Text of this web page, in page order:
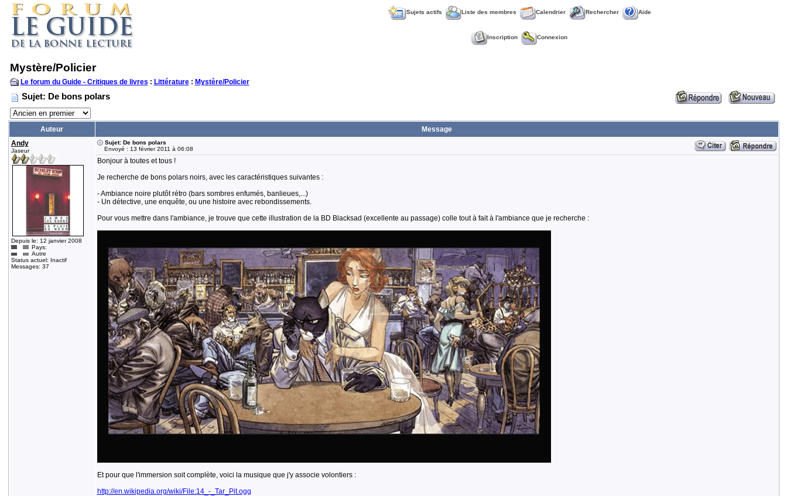
Sujets actifs Liste des membres Calendrier Rechercher Aide
Inscription Connexion
Mystère/Policier
Le forum du Guide - Critiques de livres : Littérature: Mystère/Policier
Sujet: De bons polars
Auteur
Message
Andy
Jaseur
Depuis le: 12 janvier 2008
Pays:
Autre
Status actuel: Inactif
Messages: 37
Sujet: De bons polars
Envoyé : 13 février 2011 à 06:08
Bonjour à toutes et tous !
Je recherche de bons polars noirs, avec les caractéristiques suivantes :
- Ambiance noire plutôt rétro (bars sombres enfumés, banlieues,...)
- Un détective, une enquête, ou une histoire avec rebondissements.
Pour vous mettre dans l'ambiance, je trouve que cette illustration de la BD Blacksad (excellente au passage) colle tout à fait à l'ambiance que je recherche :
Et pour que l'immersion soit complète, voici la musique que j'y associe volontiers :
http://en.wikipedia.org/wiki/File:14_-_Tar_Pit.ogg